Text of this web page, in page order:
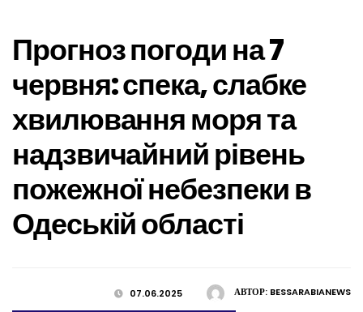
Прогноз погоди на 7
червня: спека, слабке
хвилювання моря та
надзвичайний рівень
пожежної небезпеки в
Одеській області
АВТОР: BESSARABIANEWS
07.06.2025